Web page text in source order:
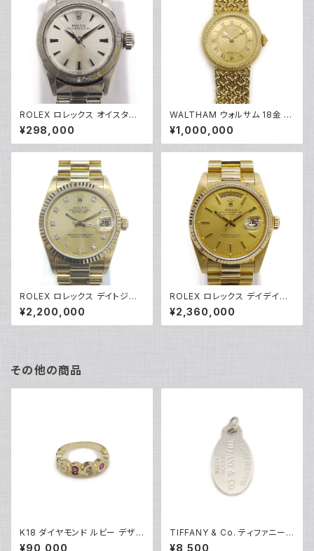
ROLEX ロレックス オイスター
パーペチュアル 6623 7桁17番
自動巻き シルバー文字盤 レディ
ースウォッチ Y04583
¥298,000
WALTHAM ウォルサム 18金 手
巻き時計 レディースウォッチ ド
レスウォッチ ダイヤモンド 金文
字盤 Y05142
¥1,000,000
ROLEX ロレックス デイトジャ
スト 68278G L番 10Pダイヤ
自動巻き K18YG ゴールド文字
盤 ボーイズ Y04242
¥2,200,000
ROLEX ロレックス デイデイト 1
8038 72番 自動巻き K18YG
ゴールド文字盤 Y04511
¥2,360,000
その他の商品
K18 ダイヤモンド ルビー デザイ
ンリング 18金 指輪 8号 Y0491
¥90,000
TIFFANY & Co. ティファニー
リターントゥ タグ ネックレストッ
¥8,500